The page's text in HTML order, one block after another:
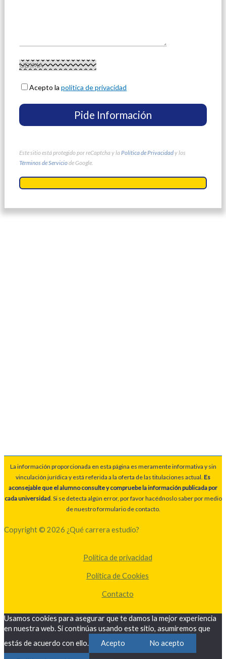
Acepto lapolítica de privacidad
Este sitio está protegido por reCaptcha y la Política de Privacidady los
Términos de Serviciode Google.
La información proporcionada en esta página es meramente informativa y sin
vinculación jurídica y está referida a la oferta de las titulaciones actual. Es
aconsejable que el alumno consulte y compruebe la información publicada por
cada universidad. Si se detecta algún error, por favor hacédnoslo saber por medio
de nuestro formulario de contacto.
Copyright © 2026 ¿Qué carrera estudio?
Política de privacidad
Política de Cookies
Contacto
Usamos cookies para asegurar que te damos la mejor experiencia
en nuestra web. Si continúas usando este sitio, asumiremos que
estás de acuerdo con ello.
Acepto No acepto